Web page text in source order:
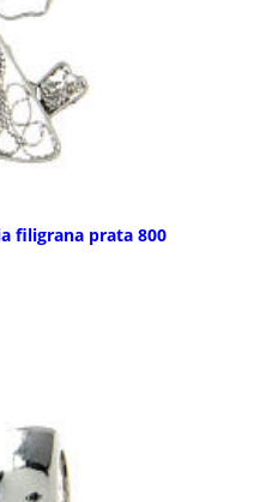
filigrana prata 800